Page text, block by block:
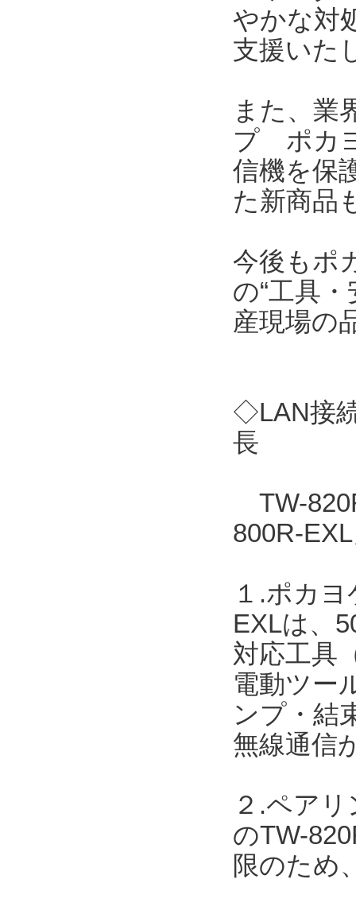
やかな対
支援いた
また、業
プ ポカ
信機を保
た新商品
今後もポ
の“工具
産現場の
◇LAN接
長
TW-
800R-
１.ポカ
EXLは、
対応工具
電動ツー
ンプ・結
無線通信
２.ペア
のTW-
限のため